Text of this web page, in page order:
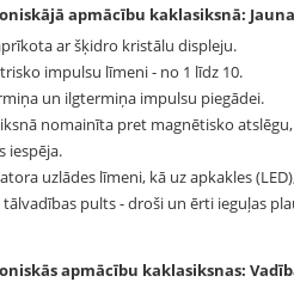
apmācību kaklasiksnā:
ar šķidro kristālu displeju.
impulsu līmeni - no 1 līdz 10.
un ilgtermiņa impulsu piegādei.
nomainīta pret magnētisko
iespēja.
uzlādes līmeni, kā uz apkakles
pults - droši un ērti ieguļas
apmācību kaklasiksnas: